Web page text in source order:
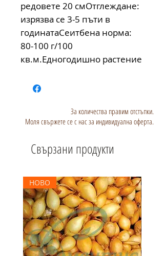
редовете 20 смОтглеждане:
изрязва се 3-5 пъти в
годинатаСеитбена норма:
80-100 г/100
кв.м.Едногодишно растение
За количества правим отстъпки.
Моля свържете се с нас за индивидуална оферта.
Свързани продукти
НОВО